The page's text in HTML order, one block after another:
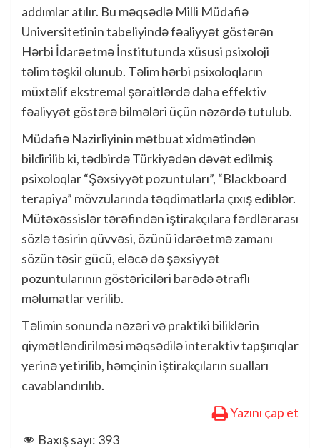
addımlar atılır. Bu məqsədlə Milli Müdafiə
Universitetinin tabeliyində fəaliyyət göstərən
Hərbi İdarəetmə İnstitutunda xüsusi psixoloji
təlim təşkil olunub. Təlim hərbi psixoloqların
müxtəlif ekstremal şəraitlərdə daha effektiv
fəaliyyət göstərə bilmələri üçün nəzərdə tutulub.
Müdafiə Nazirliyinin mətbuat xidmətindən
bildirilib ki, tədbirdə Türkiyədən dəvət edilmiş
psixoloqlar “Şəxsiyyət pozuntuları”, “Blackboard
terapiya” mövzularında təqdimatlarla çıxış ediblər.
Mütəxəssislər tərəfindən iştirakçılara fərdlərarası
sözlə təsirin qüvvəsi, özünü idarəetmə zamanı
sözün təsir gücü, eləcə də şəxsiyyət
pozuntularının göstəriciləri barədə ətraflı
məlumatlar verilib.
Təlimin sonunda nəzəri və praktiki biliklərin
qiymətləndirilməsi məqsədilə interaktiv tapşırıqlar
yerinə yetirilib, həmçinin iştirakçıların sualları
cavablandırılıb.
Yazını çap et
Baxış sayı: 393